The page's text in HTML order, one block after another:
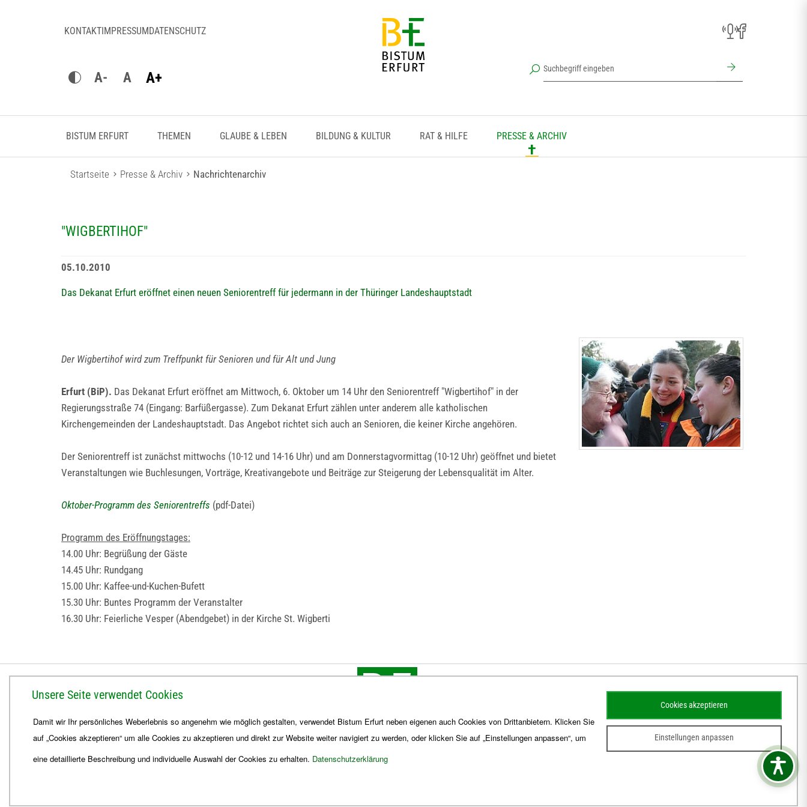
KONTAKTIMPRESSUMDATENSCHUTZ
A- A A+
BISTUM ERFURT THEMEN GLAUBE & LEBEN BILDUNG & KULTUR RAT & HILFE PRESSE & ARCHIV
Startseite Presse & Archiv Nachrichtenarchiv
"WIGBERTIHOF"
05.10.2010
Das Dekanat Erfurt eröffnet einen neuen Seniorentreff für jedermann in der Thüringer Landeshauptstadt
Der Wigbertihof wird zum Treffpunkt für Senioren und für Alt und Jung
Erfurt (BiP). Das Dekanat Erfurt eröffnet am Mittwoch, 6. Oktober um 14 Uhr den Seniorentreff "Wigbertihof" in der
Regierungsstraße 74 (Eingang: Barfüßergasse). Zum Dekanat Erfurt zählen unter anderem alle katholischen
Kirchengemeinden der Landeshauptstadt. Das Angebot richtet sich auch an Senioren, die keiner Kirche angehören.
Der Seniorentreff ist zunächst mittwochs (10-12 und 14-16 Uhr) und am Donnerstagvormittag (10-12 Uhr) geöffnet und bietet
Veranstaltungen wie Buchlesungen, Vorträge, Kreativangebote und Beiträge zur Steigerung der Lebensqualität im Alter.
Oktober-Programm des Seniorentreffs (pdf-Datei)
Programm des Eröffnungstages:
14.00 Uhr: Begrüßung der Gäste
14.45 Uhr: Rundgang
15.00 Uhr: Kaffee-und-Kuchen-Bufett
15.30 Uhr: Buntes Programm der Veranstalter
16.30 Uhr: Feierliche Vesper (Abendgebet) in der Kirche St. Wigberti
BISTUM ERFURT
Bischöfliches Ordinariat
Herrmannsplatz 9, 99084 Erfurt
Unsere Seite verwendet Cookies
Damit wir Ihr persönliches Weberlebnis so angenehm wie möglich gestalten, verwendet Bistum Erfurt neben eigenen auch Cookies von Drittanbietern. Klicken Sie
auf „Cookies akzeptieren“ um alle Cookies zu akzeptieren und direkt zur Website weiter navigiert zu werden, oder klicken Sie auf „Einstellungen anpassen“, um
eine detaillierte Beschreibung und individuelle Auswahl der Cookies zu erhalten. Datenschutzerklärung
Einstellungen anpassen
Cookies akzeptieren